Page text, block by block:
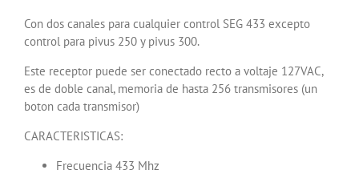
Con dos canales para cualquier control SEG 433 excepto
control para pivus 250 y pivus 300.
Este receptor puede ser conectado recto a voltaje 127VAC,
es de doble canal, memoria de hasta 256 transmisores (un
boton cada transmisor)
CARACTERISTICAS:
Frecuencia 433 Mhz